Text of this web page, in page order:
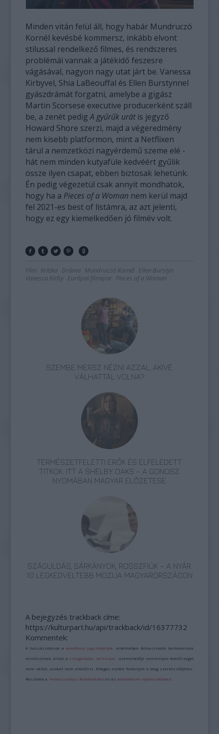
Minden vitán felül áll, hogy habár Mundruczó
Kornél kevésbé kommersz, inkább elvont
stílussal rendelkező filmes, és rendszeres
problémái vannak a játékidő feszesre
vágásával, nagyon nagy utat járt be. Vanessa
Kirbyvel, Shia LaBeouffal és Ellen Burstynnel
gyászdrámát forgatni, amelybe a gigász
Martin Scorsese executive producerként száll
be, a zenét pedigA gyűrűk urátis jegyző
Howard Shore szerzi, majd a végeredmény
nem kisebb platformon, mint a Netflixen
tárul a nemzetközi nagyérdemű szeme elé -
hát nem minden kutyafüle kedvéért gyűlik
össze ilyen csapat, ebben biztosak lehetünk.
Én pedig végezetül csak annyit mondhatok,
hogy ha a Pieces of a Woman nem kerül majd
fel 2021-es best of listámra, az azt jelenti,
hogy ez egy kiemelkedően jó filmév volt.
Film Kritika Dráma Mundruczó Kornél Ellen Burstyn
Vanessa Kirby Európai filmipar Pieces of a Woman
SZEMBE MERSZ NÉZNI AZZAL, AKIVÉ
VÁLHATTÁL VOLNA?
TERMÉSZETFELETTI ERŐK ÉS ELFELEDETT
TITKOK: ITT A SHELBY OAKS – A GONOSZ
NYOMÁBAN MAGYAR ELŐZETESE
SZÁGULDÁS, SÁRKÁNYOK, ROSSZFIÚK – A NYÁR
10 LEGKEDVELTEBB MOZIJA MAGYARORSZÁGON
A bejegyzés trackback címe:
https://kulturpart.hu/api/trackback/id/16377732
Kommentek:
A hozzászólások avonatkozó jogszabályok értelmében felhasználói tartalomnak
minősülnek, értük a szolgáltatás technikai üzemeltetője semmilyen felelősséget
nem vállal, azokat nem ellenőrzi. Kifogás esetén forduljon a blog szerkesztőjéhez.
Részletek a Felhasználási feltételekben és azadatvédelmi tájékoztatóban